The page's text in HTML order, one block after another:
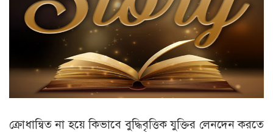
ক্রোধান্বিত না হয়ে কিভাবে বুদ্ধিবৃত্তিক যুক্তির লেনদেন করতে